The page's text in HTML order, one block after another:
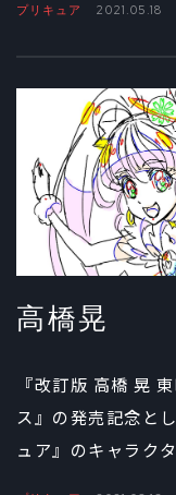
楽しみください！
プリキュア 2021.05.18
高橋晃
『改訂版 高橋 晃
ス』の発売記念と
ュア』のキャラク